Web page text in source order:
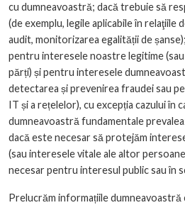
cu dumneavoastră; dacă trebuie să
(de exemplu, legile aplicabile în relaţiile
audit, monitorizarea egalității de
pentru interesele noastre legitime
părți) și pentru interesele
detectarea și prevenirea fraudei sau
IT și a rețelelor), cu excepția cazului în
dumneavoastră fundamentale
dacă este necesar să protejăm
(sau interesele vitale ale altor
necesar pentru interesul public sau în
Prelucrăm informațiile dumneavoastră